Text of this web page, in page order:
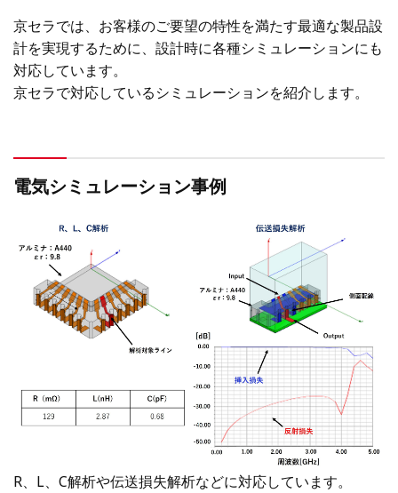
京セラでは、お客様のご要望の特性を満たす最適な製品設
計を実現するために、設計時に各種シミュレーションにも
対応しています。
京セラで対応しているシミュレーションを紹介します。
電気シミュレーション事例
R、L、C解析や伝送損失解析などに対応しています。